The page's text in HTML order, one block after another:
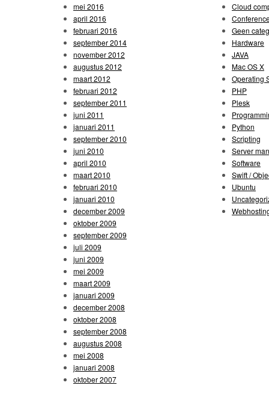
mei 2016
april 2016
februari 2016
september 2014
november 2012
augustus 2012
maart 2012
februari 2012
september 2011
juni 2011
januari 2011
september 2010
juni 2010
april 2010
maart 2010
februari 2010
januari 2010
december 2009
oktober 2009
september 2009
juli 2009
juni 2009
mei 2009
maart 2009
januari 2009
december 2008
oktober 2008
september 2008
augustus 2008
mei 2008
januari 2008
oktober 2007
Cloud
Geen
Hardware
JAVA
Mac OS X
Operating
PHP
Plesk
Python
Scripting
Server
Software
Swift /
Ubuntu